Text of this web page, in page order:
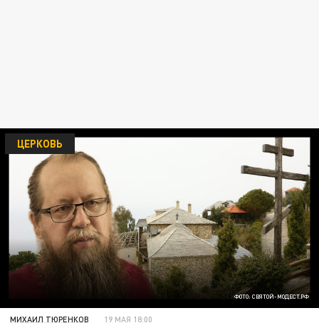
ФОТО: СВЯТОЙ-МОДЕСТ.РФ
ЦЕРКОВЬ
МИХАИЛ ТЮРЕНКОВ 19 МАЯ 18:00